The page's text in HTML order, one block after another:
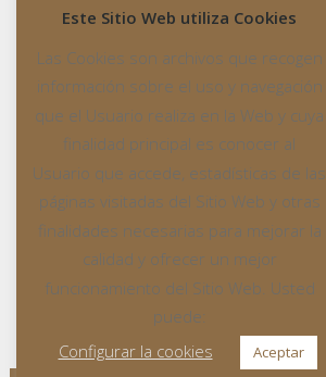
Este Sitio Web utiliza Cookies
Las Cookies son archivos que recogen
información sobre el uso y navegación
que el Usuario realiza en la Web y cuya
finalidad principal es conocer al
Usuario que accede, estadísticas de las
páginas visitadas del Sitio Web y otras
finalidades necesarias para mejorar la
calidad y ofrecer un mejor
funcionamiento del Sitio Web. Usted
puede:
Configurar la cookies
Aceptar